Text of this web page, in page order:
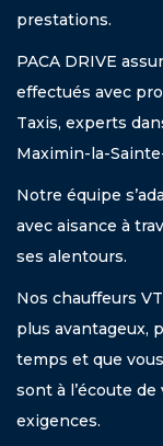
prestations.
PACA DRIVE
effectués avec
Taxis, experts
Maximin-la-
Notre équipe
avec aisance à
ses alentours.
Nos chauffeurs
plus avantageux,
temps et que
sont à l’écoute
exigences.